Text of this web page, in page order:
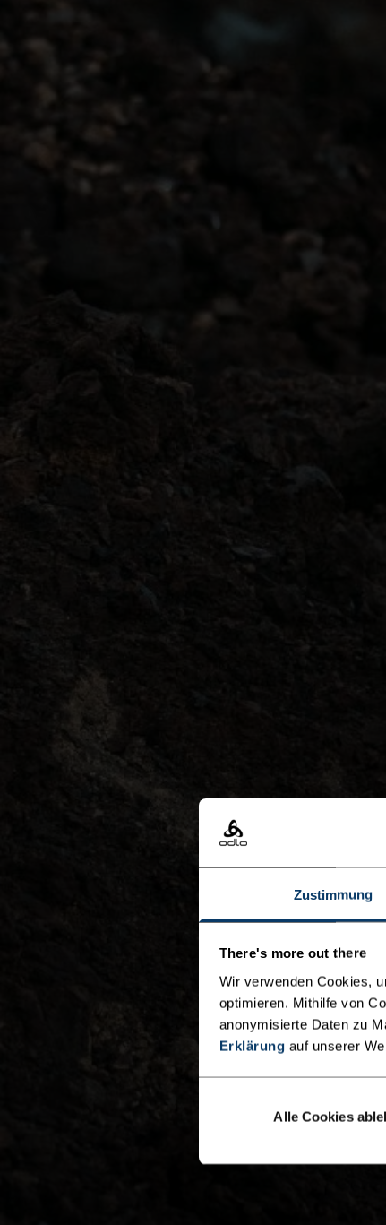
Zustimmung
There's more out there
Wir verwenden Cookies,
optimieren. Mithilfe von
anonymisierte Daten zu
Erklärung auf unserer
Alle Cookies